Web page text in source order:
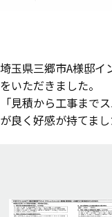
埼玉県三郷市A様邸イ
をいただきました。
「見積から工事まで
が良く好感が持てま